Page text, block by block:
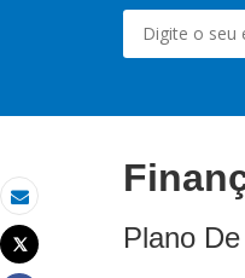
Email
Imprimir
Tweet Plano